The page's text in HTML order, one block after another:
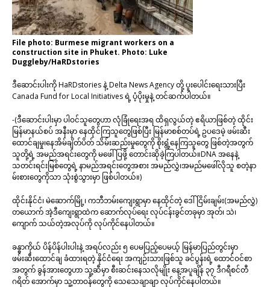
File photo: Burmese migrant workers on a
construction site in Phuket. Photo: Luke
Duggleby/HaRDstories
ဒီဆောင်းပါးကို HaRDstories နဲ့ Delta News Agency တို့ ပူးပေါင်းရေးသားပြီး
Canada Fund for Local Initiatives ရဲ့ ပံ့ပိုးမှုနဲ့ တင်ဆက်ပါတယ်။
-(ဒီဆောင်းပါးမှာ ပါဝင်သူတွေဟာ လုံခြုံရေးအရ ထိရှလွယ်တဲ့ ဧရိယာဖြစ်တဲ့ ထိုင်း
မြန်မာနယ်စပ် အနီးမှာ နေထိုင်ကြသူတွေဖြစ်ပြီး မြန်မာစစ်တပ်ရဲ့ ဥပဒေမဲ့ ဖမ်းဆီး
ထောင်ချမှု၊နေအိမ်ချိတ်ပိတ် သိမ်းဆည်းမှုတွေကို စိုးရွံ့နေကြသူတွေ ဖြစ်တဲ့အတွက်
သူတို့ရဲ့ အမည်အရင်းတွေကို မဖေါ်ပြဖို့ တောင်းဆိုခဲ့ကြပါတယ်။DNA အနေနဲ့
သတင်းရင်းမြစ်တွေရဲ့ နာမည်အရင်းတွေအစား အမည်လွှဲ၊အမည်မဖေါ်လိုသူ စတဲ့နာ
မ်းစားတွေကိုသာ သုံးစွဲသွားမှာ ဖြစ်ပါတယ်။)
ထိုင်းနိုင်ငံ၊ မဲဆောက်မြို့၊ ကဘီဘမ်းကျေးရွာမှာ နေထိုင်တဲ့ ဒေါ်ငြိမ်းချမ်း(အမည်လွှဲ)
တယောက် အဲ့ဒီကျေးရွာထဲက ဆောက်လုပ်ရေး လုပ်ငန်းခွင်တခုမှာ အုတ်၊ သဲ၊
ကျောက် သယ်တဲ့အလုပ်ကို လုပ်ကိုင်နေပါတယ်။
ခန္ဓာကိုယ် ပိန်ပိန်ပါးပါးနဲ့ အရပ်လည်း ၅ ပေမပြည့်ပေမယ့် မြန်မာပြည်တွင်းမှာ
ဖမ်းဆီးထောင်ချ ခံထားရတဲ့ နိုင်ငံရေး အကျဉ်းသားဖြစ်သူ ခင်ပွန်းရဲ့ ထောင်ဝင်စာ
အတွက် ခွန်အားတွေဟာ သူ့ဆီမှာ စီးဆင်းနေသလိုမျိုး နေ့အပူချိန် ၃၇ ဒီဂရီစင်တီ
ဂရိတ် အောက်မှာ သူ့တာဝန်တွေကို သေသေချာချာ လုပ်ကိုင်နေပါတယ်။